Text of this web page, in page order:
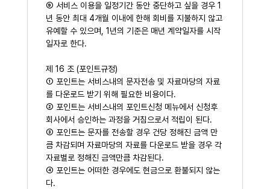
⑨ 서비스 이용을 일정기간 동안 중단하고 싶을 경우 1
년 동안 최대 4개월 이내에 한해 회비를 지불하지 않고
유예할 수 있으며, 1년의 기준은 매년 계약일자를 시작
일자로 한다.
제 16 조 (포인트규정)
① 포인트는 서비스내의 문자전송 및 자료마당의 자료
를 다운로드 받기 위해 필요한 비용이다.
② 포인트는 서비스내의 포인트신청 메뉴에서 신청후
회사에서 승인하는 과정을 거침으로서 적립이 된다.
③ 포인트는 문자를 전송할 경우 건당 정해진 금액 만
큼 차감되며 자료마당의 자료를 다운로드 받을 경우 각
자료별로 정해진 금액만큼 차감된다.
④ 포인트는 어떠한 경우에도 현금으로 환불되지 않는
다.